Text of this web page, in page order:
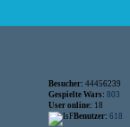
Besucher: 44456239
Gespielte Wars: 803
User online: 18
Benutzer: 618